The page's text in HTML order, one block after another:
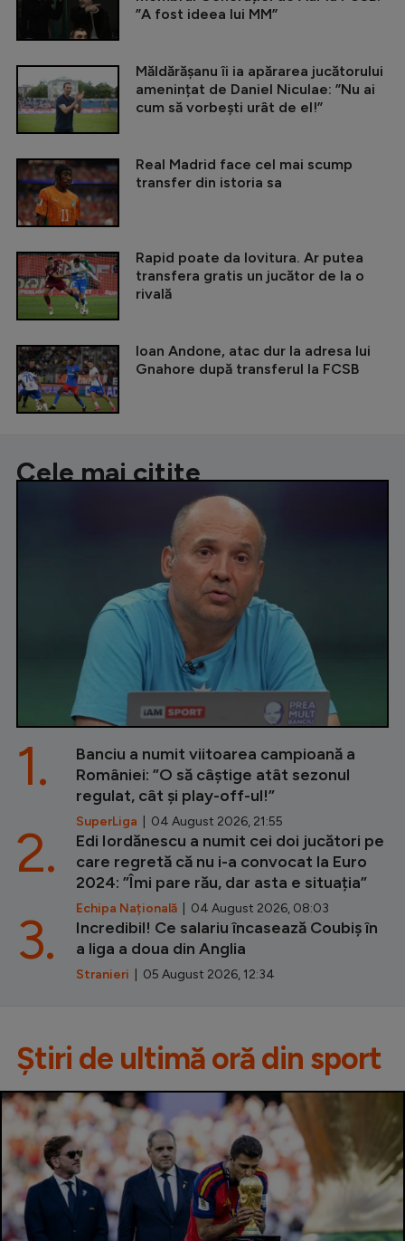
”A fost ideea lui MM”
Măldărășanu îi ia apărarea jucătorului
amenințat de Daniel Niculae: ”Nu ai
cum să vorbești urât de el!”
Real Madrid face cel mai scump
transfer din istoria sa
Rapid poate da lovitura. Ar putea
transfera gratis un jucător de la o
rivală
Ioan Andone, atac dur la adresa lui
Gnahore după transferul la FCSB
Cele mai citite
Banciu a numit viitoarea campioană a
României: ”O să câștige atât sezonul
regulat, cât și play-off-ul!”
SuperLiga | 04 August 2026, 21:55
1.
Edi Iordănescu a numit cei doi jucători pe
care regretă că nu i-a convocat la Euro
2024: ”Îmi pare rău, dar asta e situația”
Echipa Națională | 04 August 2026, 08:03
2.
Incredibil! Ce salariu încasează Coubiș în
a liga a doua din Anglia
Stranieri | 05 August 2026, 12:34
3.
Știri de ultimă oră din sport